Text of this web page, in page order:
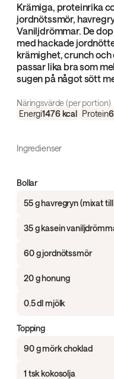
Krämiga, proteinrika
jordnötssmör,
Vaniljdrömmar. De
med hackade
krämighet, crunch
passar lika bra som
sugen på något sött
Näringsvärde (per portion)
Energi1476 kcal Protein
Ingredienser
Bollar
55 g havregryn (mixat
35 g kasein
60 g jordnötssmör
20 g honung
0.5 dl mjölk
Topping
90 g mörk choklad
1 tsk kokosolja